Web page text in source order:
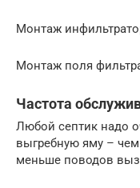
Монтаж
Монтаж поля
Частота
Любой септик надо
выгребную яму –
меньше поводов